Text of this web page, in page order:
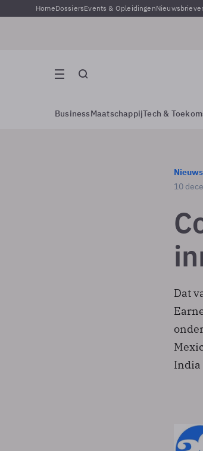
HomeDossiersEvents & Opleidingen
BusinessMaatschappijTech &
Nieuws
10
Dat
India